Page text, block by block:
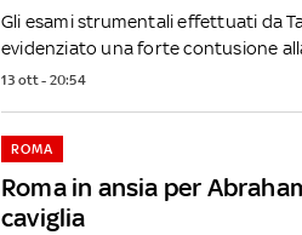
Gli esami strumentali effettuati da
evidenziato una forte contusione
13 ott - 20:54
Roma in ansia per
caviglia
ROMA